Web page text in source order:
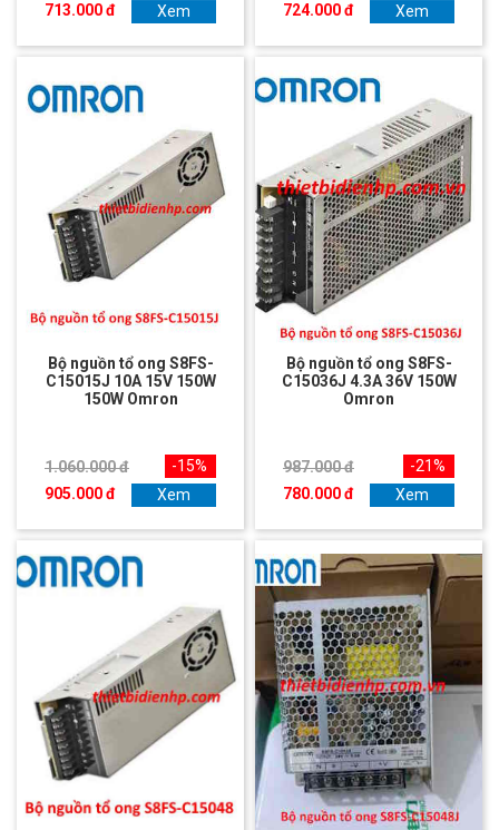
713.000 đ
Xem
724.000 đ
Xem
Bộ nguồn tổ ong S8FS-
C15015J 10A 15V 150W
150W Omron
1.060.000 đ
905.000 đ
-15%
Xem
Bộ nguồn tổ ong S8FS-
C15036J 4.3A 36V 150W
Omron
987.000 đ
780.000 đ
-21%
Xem